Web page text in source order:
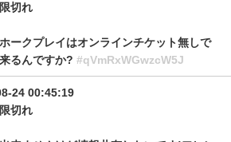
切れ
ークプレイはオンラインチケット無しで
るんですか? #qVmRxWGwzcW5J
24 00:45:19
切れ